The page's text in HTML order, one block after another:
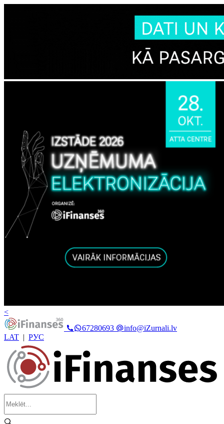
<
67280693
info@iZurnali.lv
LAT | РУС